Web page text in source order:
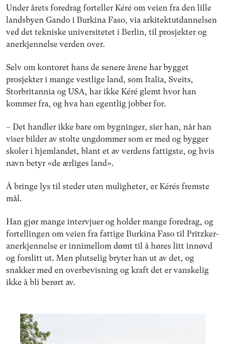
Under årets foredrag forteller Kéré om veien fra den lille
landsbyen Gando i Burkina Faso, via arkitektutdannelsen
ved det tekniske universitetet i Berlin, til prosjekter og
anerkjennelse verden over.
Selv om kontoret hans de senere årene har bygget
prosjekter i mange vestlige land, som Italia, Sveits,
Storbritannia og USA, har ikke Kéré glemt hvor han
kommer fra, og hva han egentlig jobber for.
– Det handler ikke bare om bygninger, sier han, når han
viser bilder av stolte ungdommer som er med og bygger
skoler i hjemlandet, blant et av verdens fattigste, og hvis
navn betyr «de ærliges land».
Å bringe lys til steder uten muligheter, er Kérés fremste
mål.
Han gjør mange intervjuer og holder mange foredrag, og
fortellingen om veien fra fattige Burkina Faso til Pritzker-
anerkjennelse er innimellom dømt til å høres litt innøvd
og forslitt ut. Men plutselig bryter han ut av det, og
snakker med en overbevisning og kraft det er vanskelig
ikke å bli berørt av.